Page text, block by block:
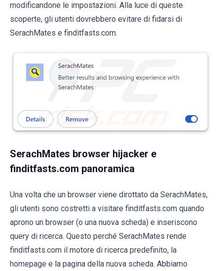
modificandone le impostazioni. Alla luce di queste
scoperte, gli utenti dovrebbero evitare di fidarsi di
SerachMates e finditfasts.com.
SerachMates browser hijacker e
finditfasts.com panoramica
Una volta che un browser viene dirottato da SerachMates,
gli utenti sono costretti a visitare finditfasts.com quando
aprono un browser (o una nuova scheda) e inseriscono
query di ricerca. Questo perché SerachMates rende
finditfasts.com il motore di ricerca predefinito, la
homepage e la pagina della nuova scheda. Abbiamo